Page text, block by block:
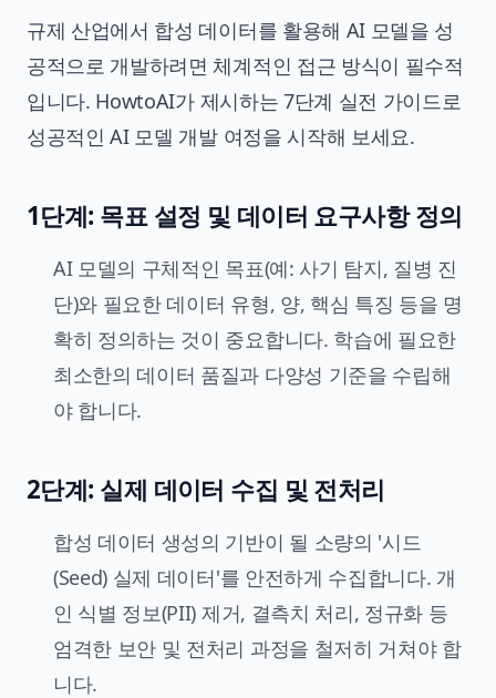
규제 산업에서 합성 데이터를 활용해 AI 모델을 성
공적으로 개발하려면 체계적인 접근 방식이 필수적
입니다. HowtoAI가 제시하는 7단계 실전 가이드로
성공적인 AI 모델 개발 여정을 시작해 보세요.
1단계: 목표 설정 및 데이터 요구사항 정의
AI 모델의 구체적인 목표(예: 사기 탐지, 질병 진
단)와 필요한 데이터 유형, 양, 핵심 특징 등을 명
확히 정의하는 것이 중요합니다. 학습에 필요한
최소한의 데이터 품질과 다양성 기준을 수립해
야 합니다.
2단계: 실제 데이터 수집 및 전처리
합성 데이터 생성의 기반이 될 소량의 '시드
(Seed) 실제 데이터'를 안전하게 수집합니다. 개
인 식별 정보(PII) 제거, 결측치 처리, 정규화 등
엄격한 보안 및 전처리 과정을 철저히 거쳐야 합
니다.